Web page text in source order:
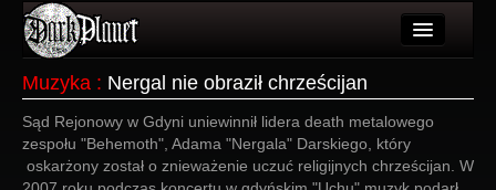
Wydarzenia
Muzyka : Nergal nie obraził chrześcijan
Sąd Rejonowy w Gdyni uniewinnił lidera death metalowego
zespołu "Behemoth", Adama "Nergala" Darskiego, który
oskarżony został o znieważenie uczuć religijnych chrześcijan. W